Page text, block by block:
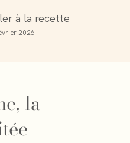
à la recette
2026
la